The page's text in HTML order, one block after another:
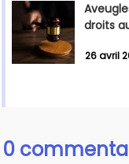
droits
26 avril
0